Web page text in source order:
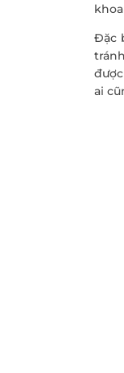
Đặc
ai